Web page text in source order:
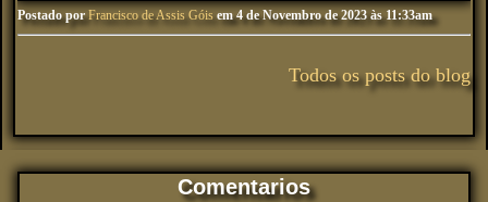
Postado porFrancisco de Assis Góis em 4 de Novembro de 2023 às 11:33am
Todos os posts do blog
Comentarios